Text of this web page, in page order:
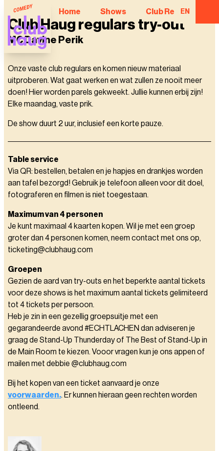
Home Shows Club Regulars
EN
Club Haug regulars try-out
MC Davine Perik
Onze vaste club regulars en komen nieuw materiaal
uitproberen. Wat gaat werken en wat zullen ze nooit meer
doen! Hier worden parels gekweekt. Jullie kunnen erbij zijn!
Elke maandag, vaste prik.
De show duurt 2 uur, inclusief een korte pauze.
Table service
Via QR: bestellen, betalen en je hapjes en drankjes worden
aan tafel bezorgd! Gebruik je telefoon alleen voor dit doel,
fotograferen en filmen is niet toegestaan.
Maximum van 4 personen
Je kunt maximaal 4 kaarten kopen. Wil je met een groep
groter dan 4 personen komen, neem contact met ons op,
ticketing@clubhaug.com
Groepen
Gezien de aard van try-outs en het beperkte aantal tickets
voor deze shows is het maximum aantal tickets gelimiteerd
tot 4 tickets per persoon.
Heb je zin in een gezellig groepsuitje met een
gegarandeerde avond #ECHTLACHEN dan adviseren je
graag de Stand-Up Thunderday of The Best of Stand-Up in
de Main Room te kiezen. Vooor vragen kun je ons appen of
mailen met debbie @clubhaug.com
Bij het kopen van een ticket aanvaard je onze
voorwaarden.. Er kunnen hieraan geen rechten worden
ontleend.